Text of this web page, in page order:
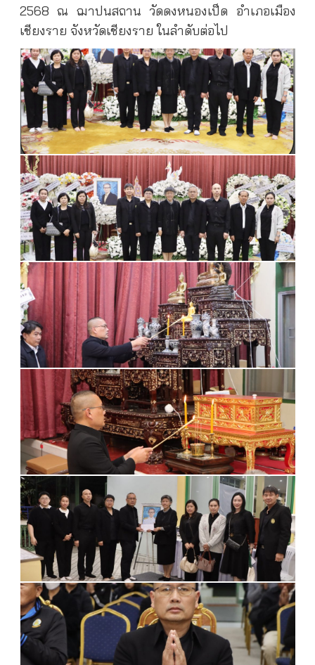
2568 ณ ฌาปนสถาน วัดดงหนองเป็ด อำเภอเมือง
เชียงราย จังหวัดเชียงราย ในลำดับต่อไป